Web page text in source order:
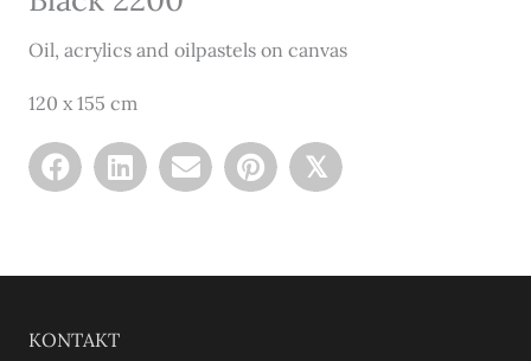
Oil, acrylics and oilpastels on canvas
120 x 155 cm
𝕏
KONTAKT